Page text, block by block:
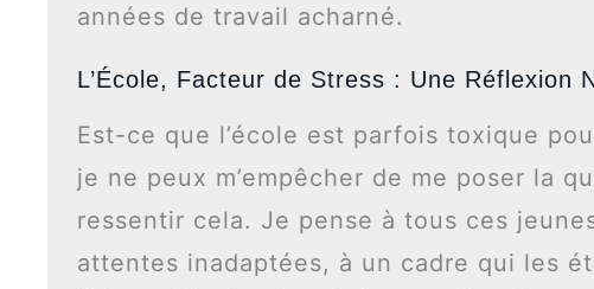
années de travail acharné.
L’École, Facteur de Stress : Une Réflexion
Est-ce que l’école est parfois toxique
je ne peux m’empêcher de me poser la
ressentir cela. Je pense à tous ces
attentes inadaptées, à un cadre qui les